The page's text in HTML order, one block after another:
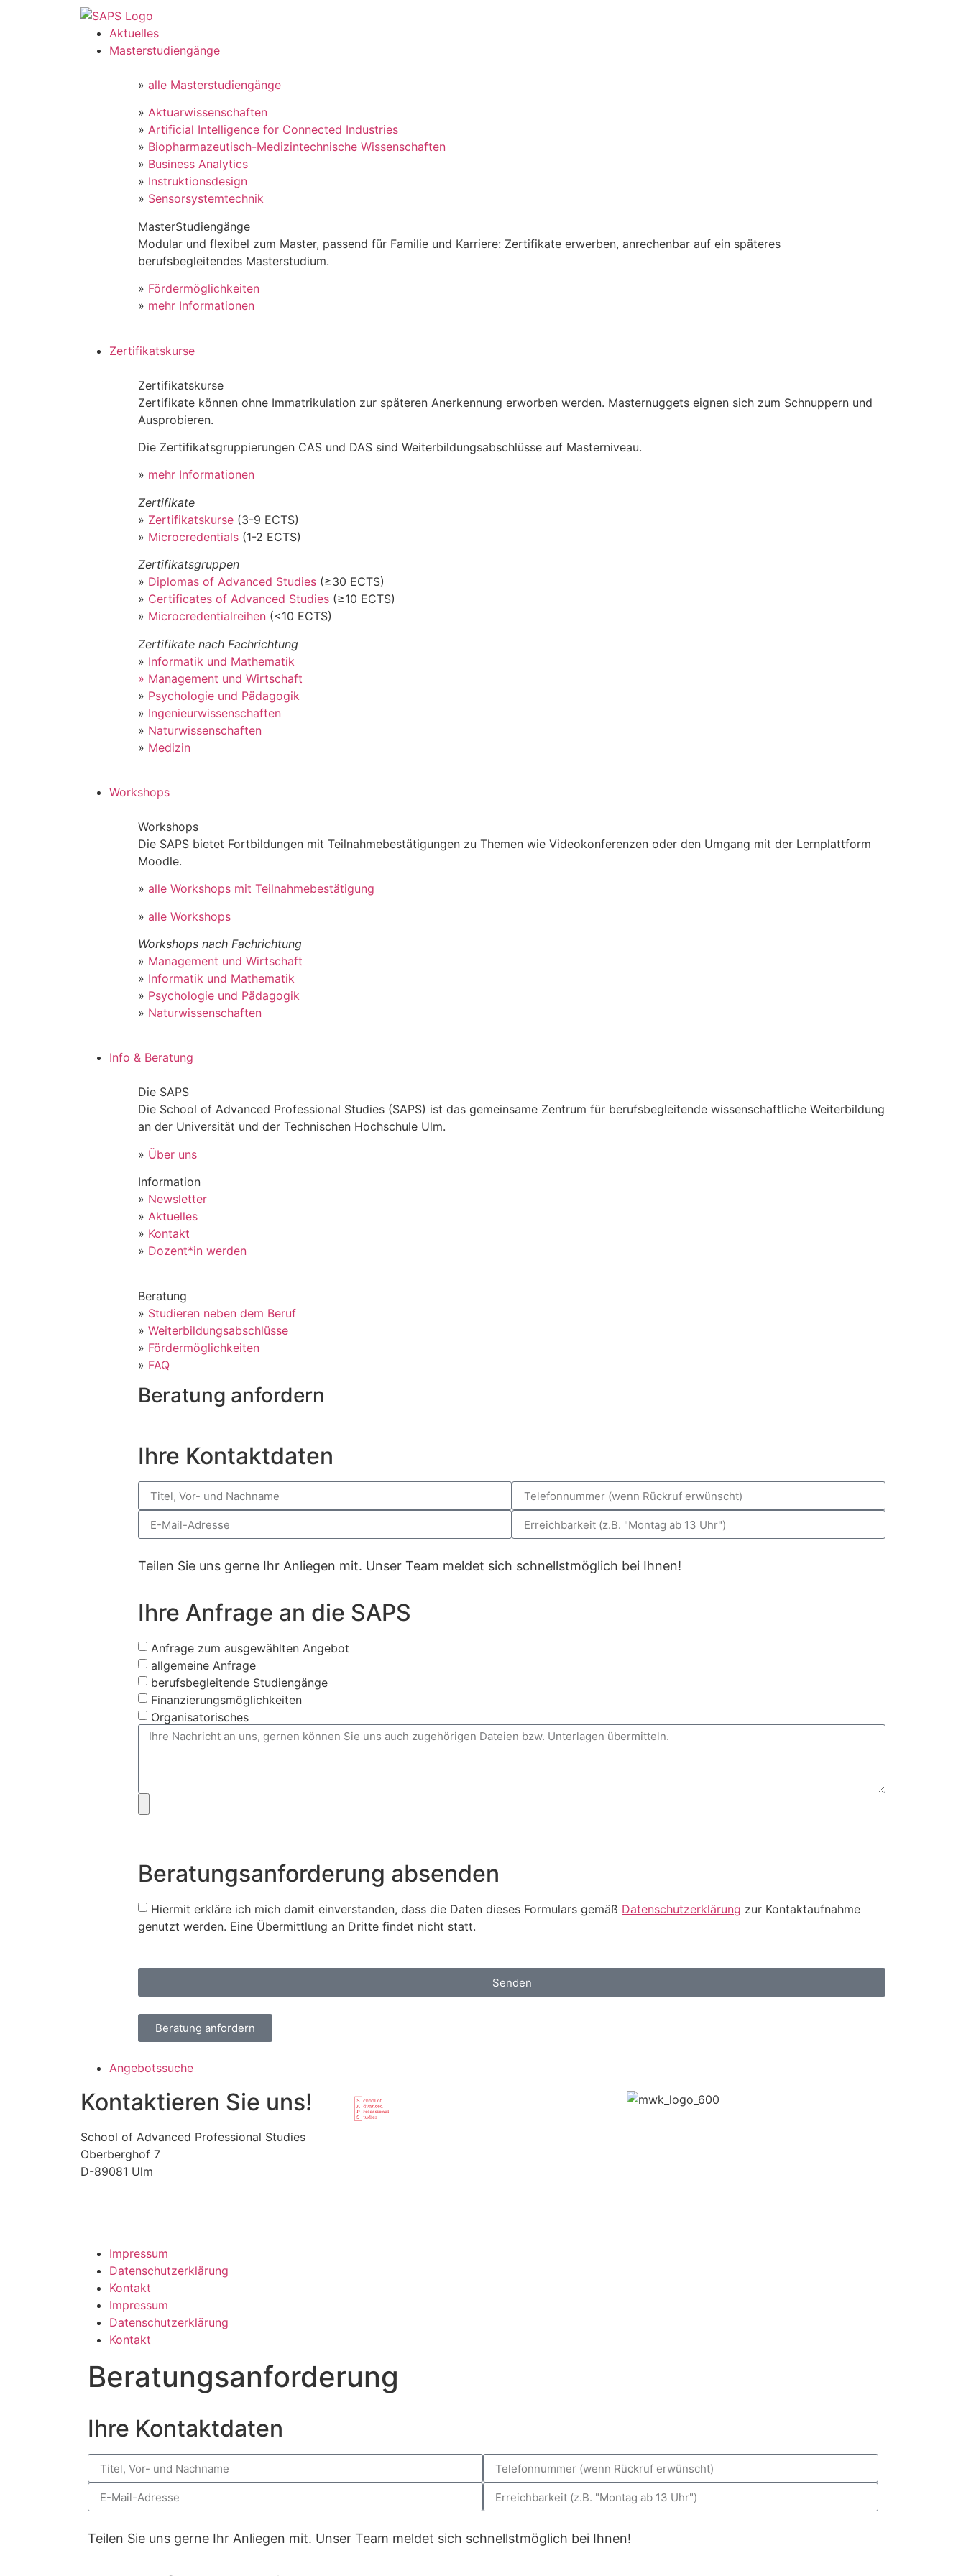
Aktuelles
Masterstudiengänge
» alle Masterstudiengänge
» Aktuarwissenschaften
» Artificial Intelligence for Connected Industries
» Biopharmazeutisch-Medizintechnische Wissenschaften
» Business Analytics
» Instruktionsdesign
» Sensorsystemtechnik
MasterStudiengänge
Modular und flexibel zum Master, passend für Familie und Karriere: Zertifikate erwerben, anrechenbar auf ein späteres
berufsbegleitendes Masterstudium.
» Fördermöglichkeiten
» mehr Informationen
Zertifikatskurse
Zertifikatskurse
Zertifikate können ohne Immatrikulation zur späteren Anerkennung erworben werden. Masternuggets eignen sich zum Schnuppern und
Ausprobieren.
Die Zertifikatsgruppierungen CAS und DAS sind Weiterbildungsabschlüsse auf Masterniveau.
» mehr Informationen
Zertifikate
» Zertifikatskurse (3-9 ECTS)
» Microcredentials (1-2 ECTS)
Zertifikatsgruppen
» Diplomas of Advanced Studies (≥30 ECTS)
» Certificates of Advanced Studies (≥10 ECTS)
» Microcredentialreihen (<10 ECTS)
Zertifikate nach Fachrichtung
» Informatik und Mathematik
» Management und Wirtschaft
» Psychologie und Pädagogik
» Ingenieurwissenschaften
» Naturwissenschaften
» Medizin
Workshops
Workshops
Die SAPS bietet Fortbildungen mit Teilnahmebestätigungen zu Themen wie Videokonferenzen oder den Umgang mit der Lernplattform
Moodle.
» alle Workshops mit Teilnahmebestätigung
» alle Workshops
Workshops nach Fachrichtung
» Management und Wirtschaft
» Informatik und Mathematik
» Psychologie und Pädagogik
» Naturwissenschaften
Info & Beratung
Die SAPS
Die School of Advanced Professional Studies (SAPS) ist das gemeinsame Zentrum für berufsbegleitende wissenschaftliche Weiterbildung
an der Universität und der Technischen Hochschule Ulm.
» Über uns
Information
» Newsletter
» Aktuelles
» Kontakt
» Dozent*in werden
Beratung
» Studieren neben dem Beruf
» Weiterbildungsabschlüsse
» Fördermöglichkeiten
» FAQ
Beratung anfordern
Ihre Kontaktdaten
Teilen Sie uns gerne Ihr Anliegen mit. Unser Team meldet sich schnellstmöglich bei Ihnen!
Ihre Anfrage an die SAPS
Anfrage zum ausgewählten Angebot
allgemeine Anfrage
berufsbegleitende Studiengänge
Finanzierungsmöglichkeiten
Organisatorisches
Beratungsanforderung absenden
Hiermit erkläre ich mich damit einverstanden, dass die Daten dieses Formulars gemäß Datenschutzerklärung zur Kontaktaufnahme
genutzt werden. Eine Übermittlung an Dritte findet nicht statt.
Senden
Beratung anfordern
Angebotssuche
Kontaktieren Sie uns!
School of Advanced Professional Studies
Oberberghof 7
D-89081 Ulm
Impressum
Datenschutzerklärung
Kontakt
Impressum
Datenschutzerklärung
Kontakt
Beratungsanforderung
Ihre Kontaktdaten
Teilen Sie uns gerne Ihr Anliegen mit. Unser Team meldet sich schnellstmöglich bei Ihnen!